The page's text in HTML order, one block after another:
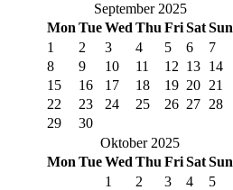
September 2025
Mon TueWed Thu FriSatSun
1
2 3 4 5 6
7
8
9 10 11 12 13 14
15
16 17 18 19 20 21
22
23 24 25 26 27 28
29
30
Oktober 2025
Mon TueWed Thu FriSatSun
1
2 3 4
5